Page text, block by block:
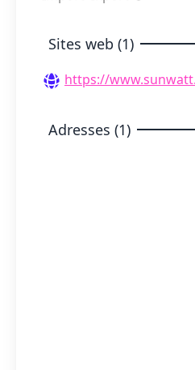
Sites web (1)
https://
Adresses (1)